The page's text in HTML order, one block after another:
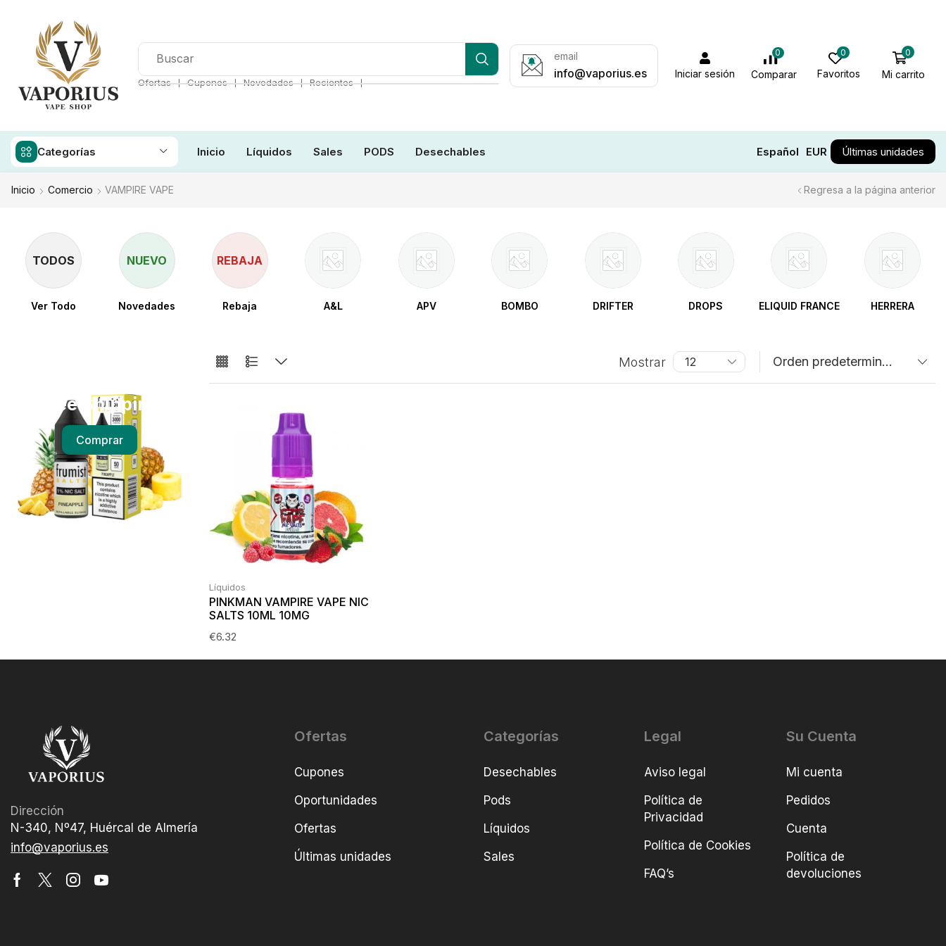
Ofertas ❘ Cupones ❘ Novedades ❘ Recientes ❘
email
info@vaporius.es Iniciar sesión
0
Comparar
0
Favoritos
0
Mi carrito
Categorías Inicio Líquidos Sales PODS Desechables Español EUR Últimas unidades
Inicio Comercio VAMPIRE VAPE Regresa a la página anterior
TODOS
Ver Todo
NUEVO
Novedades
REBAJA
Rebaja A&L APV BOMBO DRIFTER DROPS ELIQUID FRANCE HERRERA
Free Shipping
Comprar
Mostrar
Líquidos
PINKMAN VAMPIRE VAPE NIC
SALTS 10ML 10MG
€6.32
Dirección
N-340, Nº47, Huércal de Almería
info@vaporius.es
Ofertas
Cupones
Oportunidades
Ofertas
Últimas unidades
Categorías
Desechables
Pods
Líquidos
Sales
Legal
Aviso legal
Política de
Privacidad
Política de Cookies
FAQ’s
Su Cuenta
Mi cuenta
Pedidos
Cuenta
Política de
devoluciones